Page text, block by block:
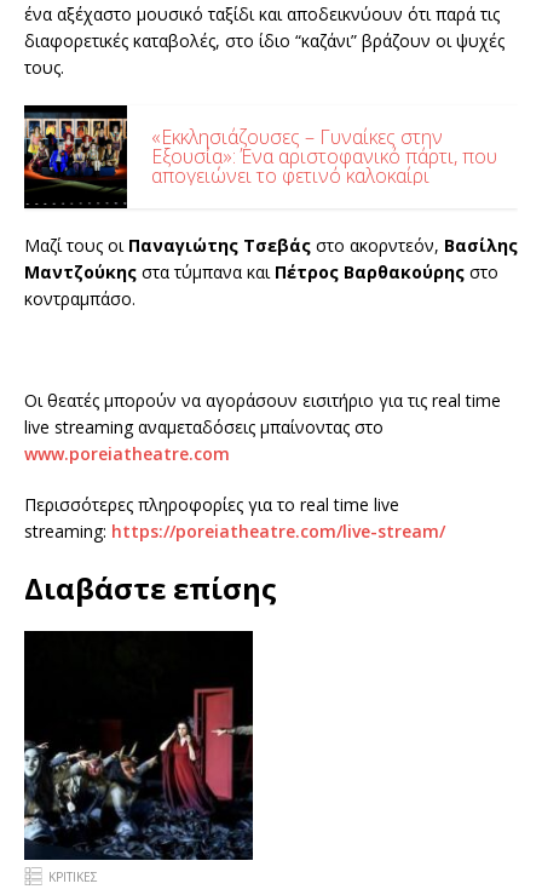
ένα αξέχαστο μουσικό ταξίδι και αποδεικνύουν ότι παρά τις
διαφορετικές καταβολές, στο ίδιο “καζάνι” βράζουν οι ψυχές
τους.
«Εκκλησιάζουσες – Γυναίκες στην
Εξουσία»: Ένα αριστοφανικό πάρτι, που
απογειώνει το φετινό καλοκαίρι
Μαζί τους οι Παναγιώτης Τσεβάς στο ακορντεόν, Βασίλης
Μαντζούκης στα τύμπανα και Πέτρος Βαρθακούρης στο
κοντραμπάσο.
Οι θεατές μπορούν να αγοράσουν εισιτήριο για τις real time
live streaming αναμεταδόσεις μπαίνοντας στο
www.poreiatheatre.com
Περισσότερες πληροφορίες για το real time live
streaming: https://poreiatheatre.com/live-stream/
Διαβάστε επίσης
ΚΡΙΤΙΚΕΣ